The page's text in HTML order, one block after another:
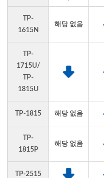
TP-
1615N
해당 없음
TP-
1715U/
TP-
1815U
TP-1815 해당 없음
TP-
1815P
해당 없음
TP-2515